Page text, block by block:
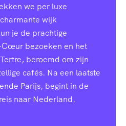
we per luxe
wijk
je de prachtige
Cœur bezoeken en het
beroemd om zijn
cafés. Na een laatste
Parijs, begint in de
naar Nederland.